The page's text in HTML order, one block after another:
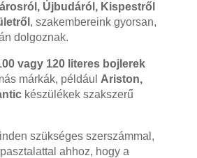
Újbudáról, Kispestről
, szakembereink gyorsan,
dolgoznak.
vagy 120 literes bojlerek
márkák, például Ariston,
készülékek szakszerű
szükséges szerszámmal,
ahhoz, hogy a